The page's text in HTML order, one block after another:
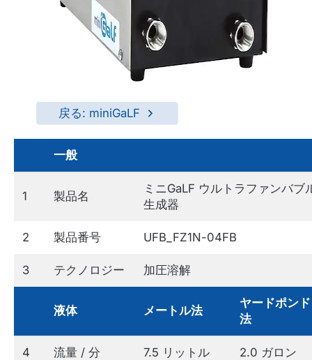
戻る: miniGaLF
一般
1 製品名
ミニGaLF ウルトラファンバブ
生成器
2 製品番号 UFB_FZ1N-04FB
3 テクノロジー 加圧溶解
液体 メートル法
ヤードポンド
法
4 流量 / 分 7.5 リットル 2.0 ガロン